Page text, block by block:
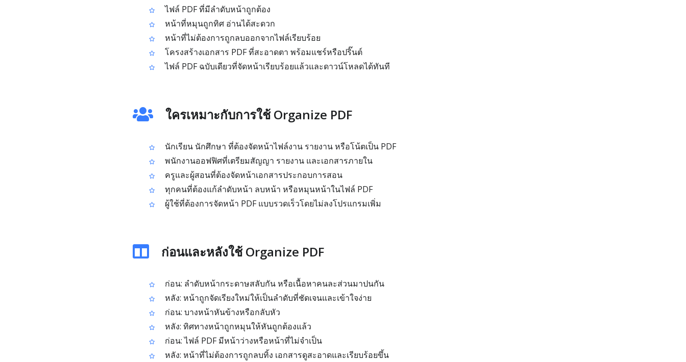
ไฟล์ PDF ที่มีลำดับหน้าถูกต้อง
หน้าที่หมุนถูกทิศ อ่านได้สะดวก
หน้าที่ไม่ต้องการถูกลบออกจากไฟล์เรียบร้อย
โครงสร้างเอกสาร PDF ที่สะอาดตา พร้อมแชร์หรือปริ๊นต์
ไฟล์ PDF ฉบับเดียวที่จัดหน้าเรียบร้อยแล้วและดาวน์โหลดได้ทันที
ใครเหมาะกับการใช้ Organize PDF
นักเรียน นักศึกษา ที่ต้องจัดหน้าไฟล์งาน รายงาน หรือโน้ตเป็น PDF
พนักงานออฟฟิศที่เตรียมสัญญา รายงาน และเอกสารภายใน
ครูและผู้สอนที่ต้องจัดหน้าเอกสารประกอบการสอน
ทุกคนที่ต้องแก้ลำดับหน้า ลบหน้า หรือหมุนหน้าในไฟล์ PDF
ผู้ใช้ที่ต้องการจัดหน้า PDF แบบรวดเร็วโดยไม่ลงโปรแกรมเพิ่ม
ก่อนและหลังใช้ Organize PDF
ก่อน: ลำดับหน้ากระดาษสลับกัน หรือเนื้อหาคนละส่วนมาปนกัน
หลัง: หน้าถูกจัดเรียงใหม่ให้เป็นลำดับที่ชัดเจนและเข้าใจง่าย
ก่อน: บางหน้าหันข้างหรือกลับหัว
หลัง: ทิศทางหน้าถูกหมุนให้หันถูกต้องแล้ว
ก่อน: ไฟล์ PDF มีหน้าว่างหรือหน้าที่ไม่จำเป็น
หลัง: หน้าที่ไม่ต้องการถูกลบทิ้ง เอกสารดูสะอาดและเรียบร้อยขึ้น